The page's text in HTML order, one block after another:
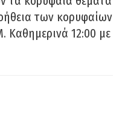
των κορυφαίων
Καθημερινά 12:00 με